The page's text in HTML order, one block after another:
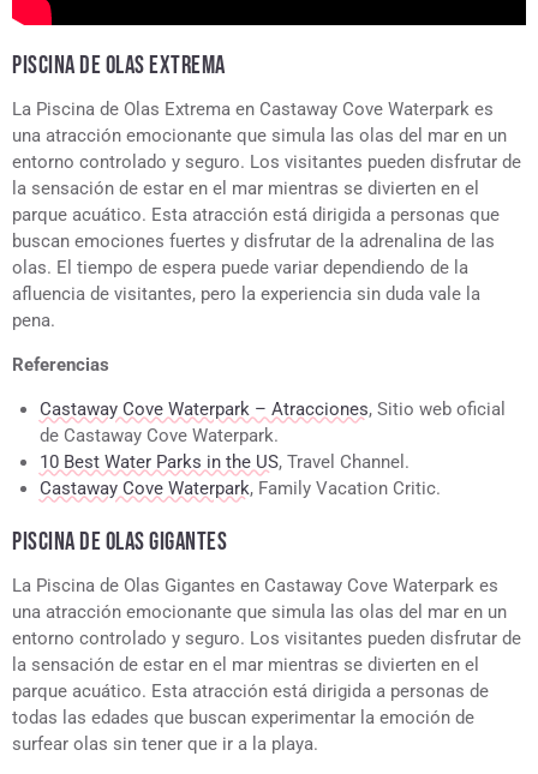
PISCINA DE OLAS EXTREMA
La Piscina de Olas Extrema en Castaway Cove Waterpark es
una atracción emocionante que simula las olas del mar en un
entorno controlado y seguro. Los visitantes pueden disfrutar de
la sensación de estar en el mar mientras se divierten en el
parque acuático. Esta atracción está dirigida a personas que
buscan emociones fuertes y disfrutar de la adrenalina de las
olas. El tiempo de espera puede variar dependiendo de la
afluencia de visitantes, pero la experiencia sin duda vale la
pena.
Referencias
Castaway Cove Waterpark – Atracciones, Sitio web oficial
de Castaway Cove Waterpark.
10 Best Water Parks in the US, Travel Channel.
Castaway Cove Waterpark, Family Vacation Critic.
PISCINA DE OLAS GIGANTES
La Piscina de Olas Gigantes en Castaway Cove Waterpark es
una atracción emocionante que simula las olas del mar en un
entorno controlado y seguro. Los visitantes pueden disfrutar de
la sensación de estar en el mar mientras se divierten en el
parque acuático. Esta atracción está dirigida a personas de
todas las edades que buscan experimentar la emoción de
surfear olas sin tener que ir a la playa.